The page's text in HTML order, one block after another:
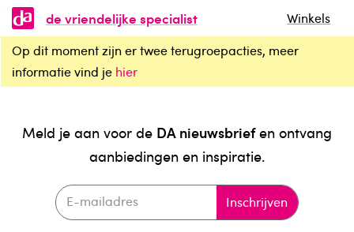
de vriendelijke specialist
Winkels
Op dit moment zijn er twee terugroepacties, meer
informatie vind je hier
Meld je aan voor de DA nieuwsbriefen ontvang
aanbiedingen en inspiratie.
Inschrijven